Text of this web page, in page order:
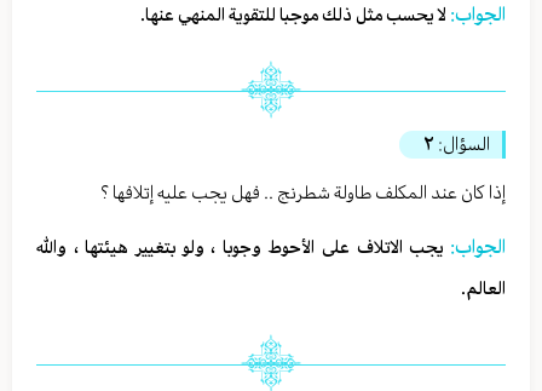
الجواب: لا يحسب مثل ذلك موجبا للتقوية المنهي عنها.
السؤال: ٢
إذا كان عند المكلف طاولة شطرنج .. فهل يجب عليه إتلافها ؟
الجواب: يجب الاتلاف على الأحوط وجوبا ، ولو بتغيير هيئتها ، والله
العالم.